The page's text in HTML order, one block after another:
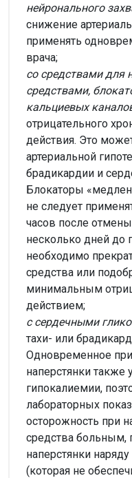
нейронального
снижение
применять
врача;
со средствами для
средствами,
кальциевых
отрицательного
действия. Это
артериальной
брадикардии и
Блокаторы
не следует
часов после
несколько дней до
необходимо
средства или
минимальным
действием;
с сердечными
тахи- или
Одновременное
наперстянки также
гипокалиемии,
лабораторных
осторожность при
средства
наперстянки
(которая не